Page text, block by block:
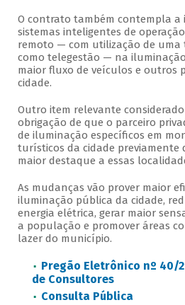
O contrato também contempla a
sistemas inteligentes de
remoto — com utilização de uma
como telegestão — na
maior fluxo de veículos e outros
cidade.
Outro item relevante
obrigação de que o parceiro
de iluminação específicos em
turísticos da cidade previamente
maior destaque a essas
As mudanças vão prover maior
iluminação pública da cidade,
energia elétrica, gerar maior
a população e promover áreas
lazer do município.
Pregão Eletrônico nº 40/
de Consultores
Consulta Pública